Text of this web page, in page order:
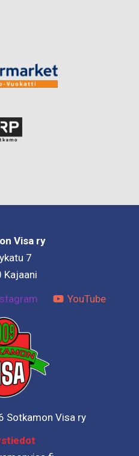
Visa ry
7
Kajaani
YouTube
Sotkamon Visa ry